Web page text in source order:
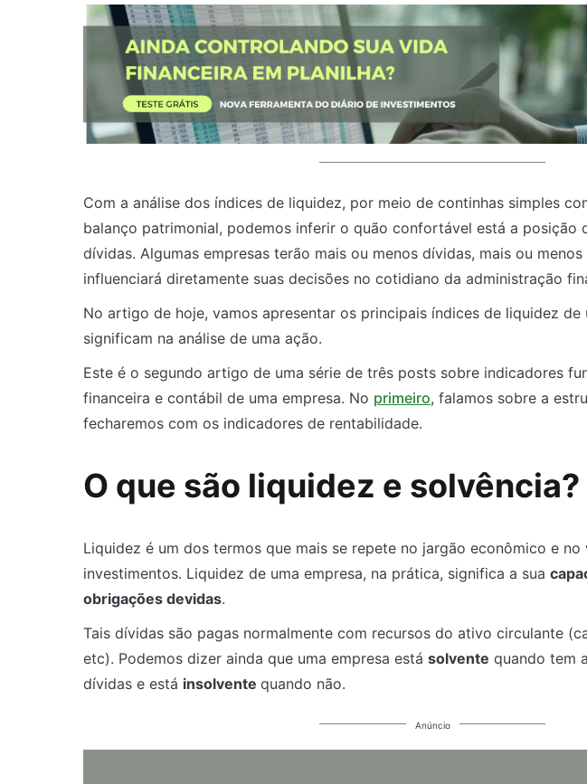
Com a análise dos índices de liquidez, por meio de continhas simples
balanço patrimonial, podemos inferir o quão confortável está a posição
dívidas. Algumas empresas terão mais ou menos dívidas, mais ou
influenciará diretamente suas decisões no cotidiano da administração
No artigo de hoje, vamos apresentar os principais índices de liquidez de
significam na análise de uma ação.
Este é o segundo artigo de uma série de três posts sobre indicadores
financeira e contábil de uma empresa. No primeiro, falamos sobre a
fecharemos com os indicadores de rentabilidade.
O que são liquidez e solvência?
Liquidez é um dos termos que mais se repete no jargão econômico e
investimentos. Liquidez de uma empresa, na prática, significa a sua
obrigações devidas.
Tais dívidas são pagas normalmente com recursos do ativo circulante
etc). Podemos dizer ainda que uma empresa está solvente quando tem
dívidas e está insolvente quando não.
Anúncio